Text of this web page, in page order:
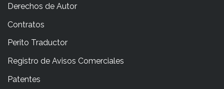
Derechos de Autor
Contratos
Perito Traductor
Registro de Avisos Comerciales
Patentes